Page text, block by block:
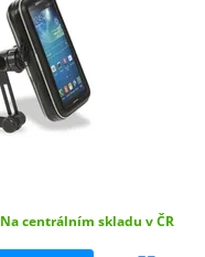
Na centrálním skladu v ČR